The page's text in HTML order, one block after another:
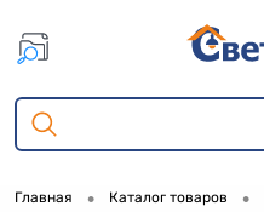
Главная • Каталог товаров •